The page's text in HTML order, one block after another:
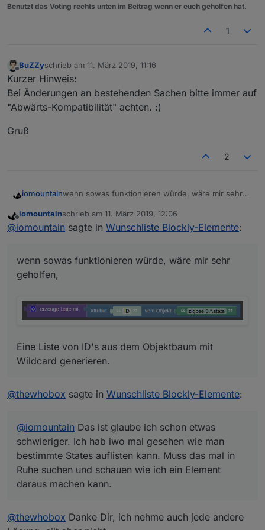
Benutzt das Voting rechts unten im Beitrag wenn er euch geholfen hat.
1
Offline
BuZZyschrieb am 11. März 2019, 11:16
zuletzt editiert von
Kurzer Hinweis:
Bei Änderungen an bestehenden Sachen bitte immer auf
"Abwärts-Kompatibilität" achten. :)
Gruß
2
iomountainwenn sowas funktionieren würde, wäre mir sehr
Wildcard generieren.
Offline
iomountainschrieb am 11. März 2019, 12:06
zuletzt editiert von
@iomountain sagte in Wunschliste Blockly-Elemente:
wenn sowas funktionieren würde, wäre mir sehr
geholfen,
Eine Liste von ID's aus dem Objektbaum mit
Wildcard generieren.
@thewhobox sagte in Wunschliste Blockly-Elemente:
@iomountain Das ist glaube ich schon etwas
schwieriger. Ich hab iwo mal gesehen wie man
bestimmte States auflisten kann. Muss das mal in
Ruhe suchen und schauen wie ich ein Element
daraus machen kann.
@thewhobox Danke Dir, ich nehme auch jede andere